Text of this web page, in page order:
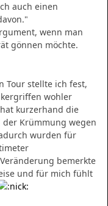
auch einen
wenn man
gönnen möchte.
Tour stellte ich fest,
wohler
kurzerhand die
Krümmung wegen
wurden für
bemerkte
und für mich fühlt